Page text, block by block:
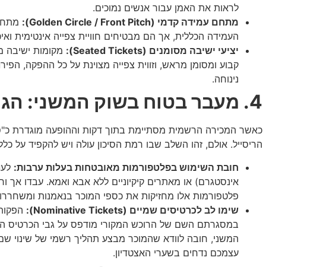
לראות את האמן עבור אנשים נמוכים.
מתחם עמידה קדמי (Golden Circle / Front Pitch):
העמידה הכללית, אך הם מבטיחים חוויית צפייה אינטימית
יציעי ישיבה מסומנים (Seated Tickets):
קבוע ומסומן מראש, וזווית צפייה מצוינת על כל ההפקה,
נינוחה.
4. מעבר בטוח בשוק המשני: הגנה מפני זיופים והונאות
הריסייל. אולם, זהו השלב שבו רמת הסיכון עולה ויש להקפיד על
חובת השימוש בפלטפורמות מאובטחות בעלות ערבות:
פלטפורמות אלו מחזיקות את כספי המוכר בנאמנות
שימו לב לכרטיסים שמיים (Nominative Tickets):
עצמכם נדחים בשערי האצטדיון.